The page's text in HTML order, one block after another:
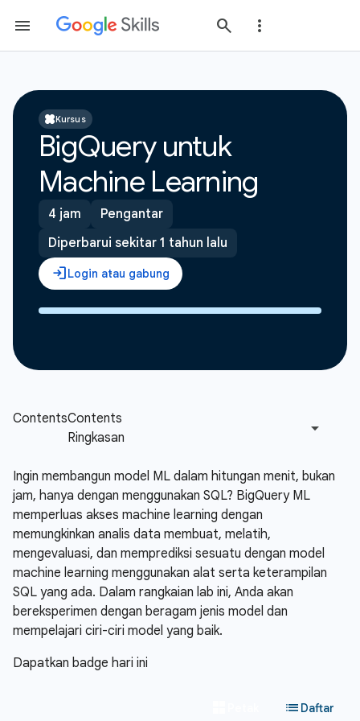
Kursus
BigQuery untuk
Machine Learning
4 jam
Pengantar
Diperbarui sekitar 1 tahun lalu
Ingin membangun model ML dalam hitungan menit, bukan
jam, hanya dengan menggunakan SQL? BigQuery ML
memperluas akses machine learning dengan
memungkinkan analis data membuat, melatih,
mengevaluasi, dan memprediksi sesuatu dengan model
machine learning menggunakan alat serta keterampilan
SQL yang ada. Dalam rangkaian lab ini, Anda akan
bereksperimen dengan beragam jenis model dan
mempelajari ciri-ciri model yang baik.
Dapatkan badge hari ini